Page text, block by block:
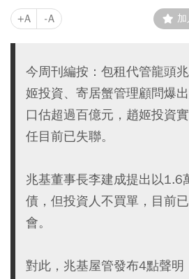
+A -A
今周刊編按：包租代管龍頭
姬投資、寄居蟹管理顧問爆
口估超過百億元，趙姬投資
任目前已失聯。
兆基董事長李建成提出以1.6
債，但投資人不買單，目前
會。
對此，兆基屋管發布4點聲明